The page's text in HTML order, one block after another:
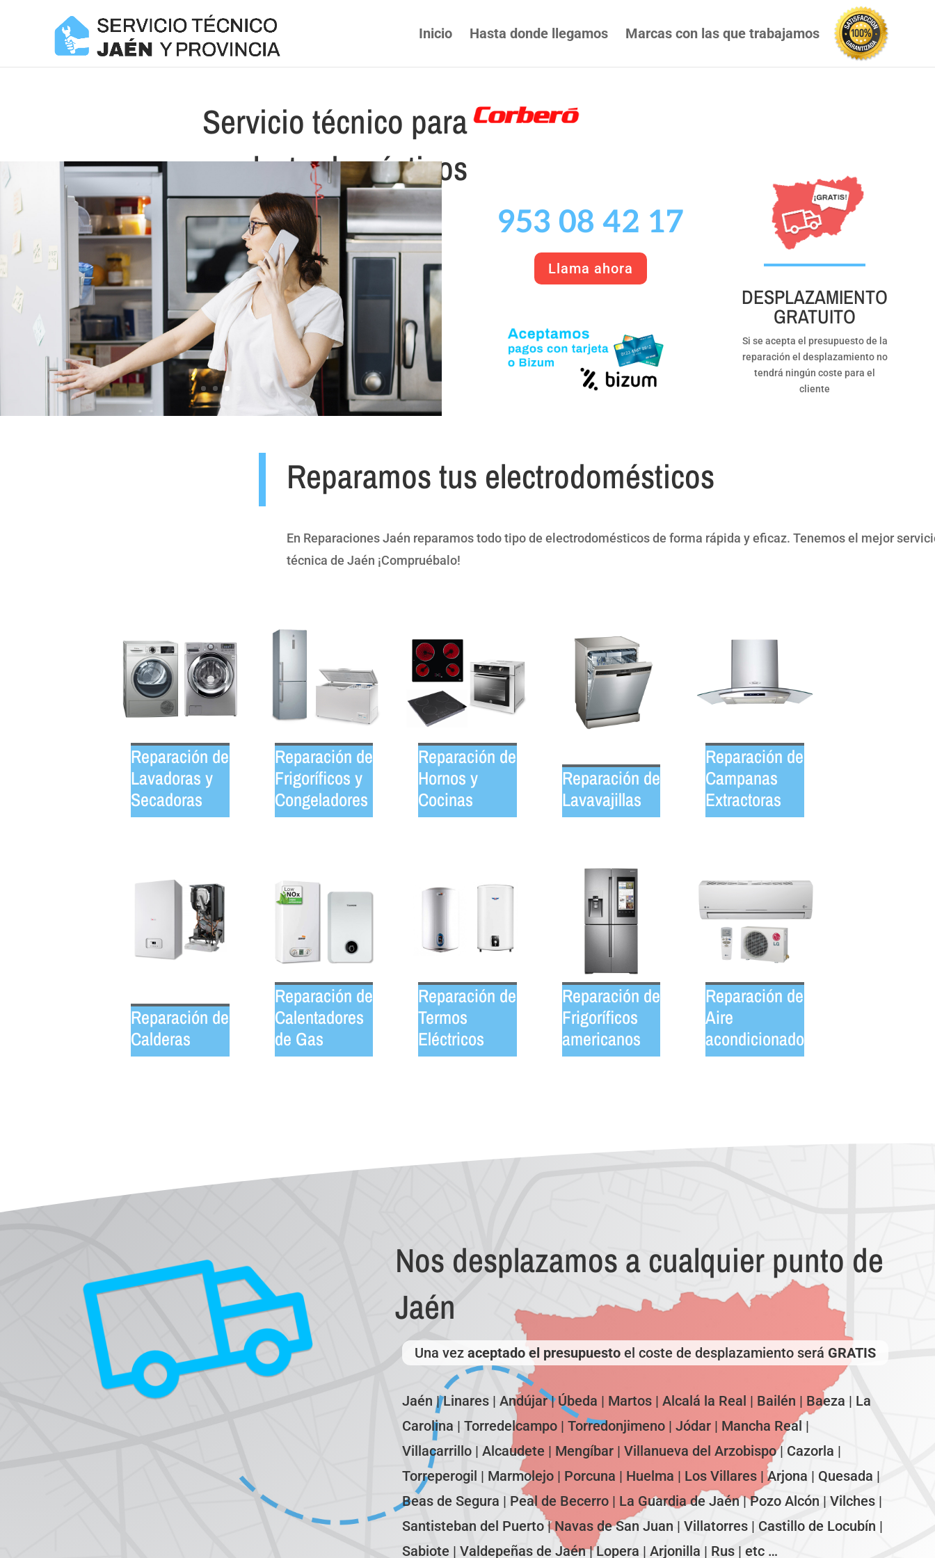
Inicio Hasta donde llegamos Marcas con las que trabajamos
Servicio técnico para
electrodomésticos
953 08 42 17
Llama ahora
DESPLAZAMIENTO
GRATUITO
Si se acepta el presupuesto de la
reparación el desplazamiento no
tendrá ningún coste para el
cliente
Reparamos tus electrodomésticos
En Reparaciones Jaén reparamos todo tipo de electrodomésticos de forma rápida y eficaz. Tenemos el mejor
técnica de Jaén ¡Compruébalo!
Reparación de
Lavadoras y
Secadoras
Reparación de
Frigoríficos y
Congeladores
Reparación de
Hornos y
Cocinas
Reparación de
Lavavajillas
Reparación de
Campanas
Extractoras
Reparación de
Calderas
Reparación de
Calentadores
de Gas
Reparación de
Termos
Eléctricos
Reparación de
Frigoríficos
americanos
Reparación de
Aire
acondicionado
Nos desplazamos a cualquier punto de
Jaén
Una vez aceptado el presupuestoel coste de desplazamiento será GRATIS
Jaén | Linares | Andújar | Úbeda | Martos | Alcalá la Real | Bailén | Baeza | La
Carolina | Torredelcampo | Torredonjimeno | Jódar | Mancha Real |
Villacarrillo | Alcaudete | Mengíbar | Villanueva del Arzobispo | Cazorla |
Torreperogil | Marmolejo | Porcuna | Huelma | Los Villares | Arjona | Quesada |
Beas de Segura | Peal de Becerro | La Guardia de Jaén | Pozo Alcón | Vilches |
Santisteban del Puerto | Navas de San Juan | Villatorres | Castillo de Locubín |
Sabiote | Valdepeñas de Jaén | Lopera | Arjonilla | Rus | etc …